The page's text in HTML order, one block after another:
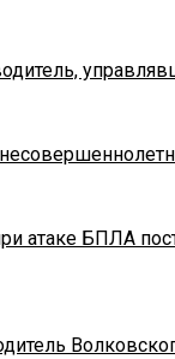
атаке БПЛА